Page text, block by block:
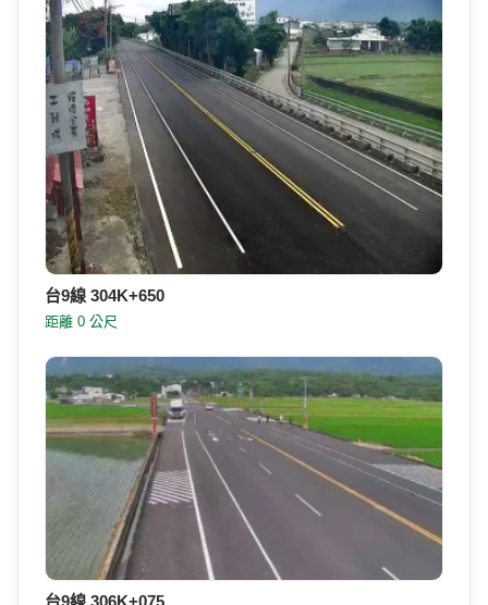
台9線 304K+650
距離 0 公尺
台9線 306K+075